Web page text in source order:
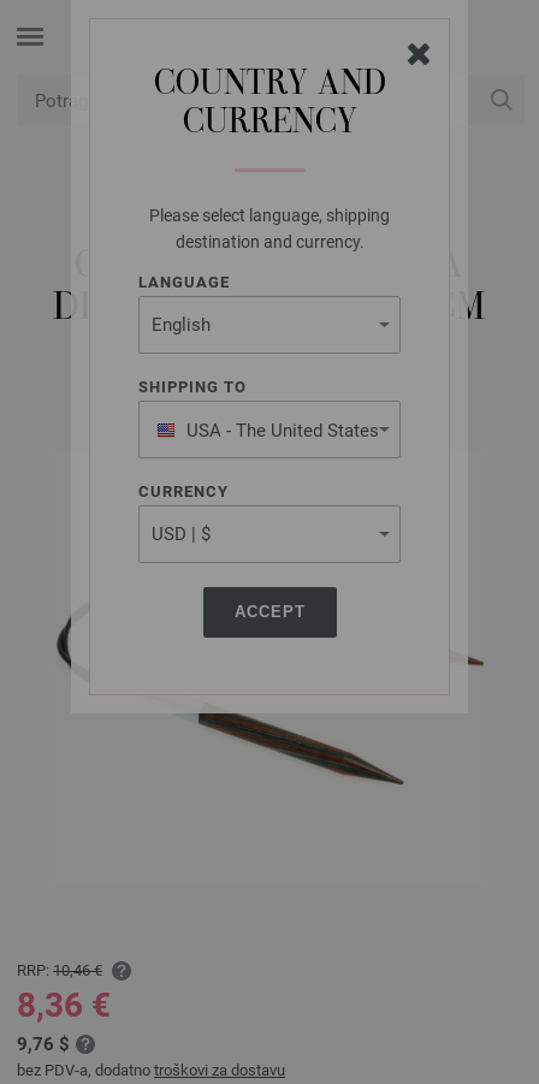
COUNTRY AND
CURRENCY
Please select language, shipping
destination and currency.
LANGUAGE
SHIPPING TO
USA - The United States
of America
CURRENCY
ACCEPT
LANA GROSSA
OKRUGLA IGLA BOJA
DRVO-DIZAJN 9,0/60CM
RRP: 10,46 €
8,36 €
9,76 $
bez PDV-a, dodatno troškovi za dostavu